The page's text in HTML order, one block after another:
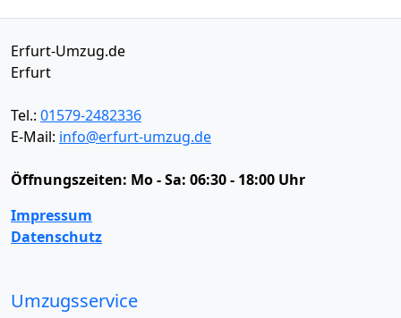
Erfurt-Umzug.de
Erfurt
Tel.: 01579-2482336
E-Mail: info@erfurt-umzug.de
Öffnungszeiten: Mo - Sa: 06:30 - 18:00 Uhr
Impressum
Datenschutz
Umzugsservice